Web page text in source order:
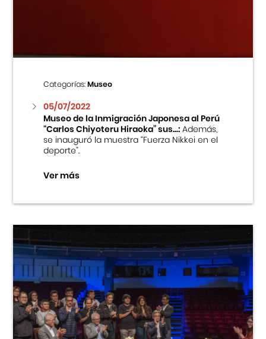
Cursos
Museo de la Inmigración Japonesa
Fondo Editorial
Teatro Peruano Japonés
Categorías:Museo
05/07/2022
Museo de la Inmigración Japonesa al Perú
“Carlos Chiyoteru Hiraoka” sus...:Además,
se inauguró la muestra “Fuerza Nikkei en el
deporte”.
Ver más